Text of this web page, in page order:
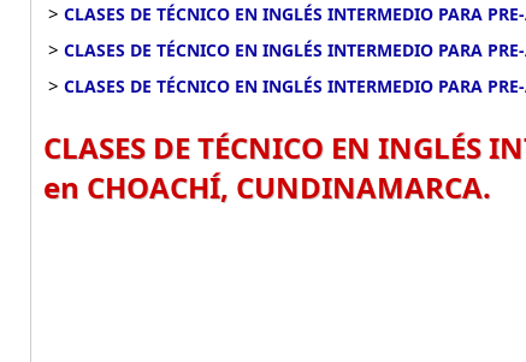
> CLASES DE TÉCNICO EN INGLÉS INTERMEDIO PARA
> CLASES DE TÉCNICO EN INGLÉS INTERMEDIO PARA
> CLASES DE TÉCNICO EN INGLÉS INTERMEDIO PARA
CLASES DE TÉCNICO EN INGLÉS
en CHOACHÍ, CUNDINAMARCA.